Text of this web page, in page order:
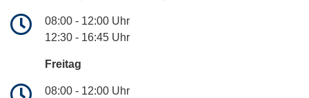
08:00 - 12:00 Uhr
12:30 - 16:45 Uhr
Freitag
08:00 - 12:00 Uhr